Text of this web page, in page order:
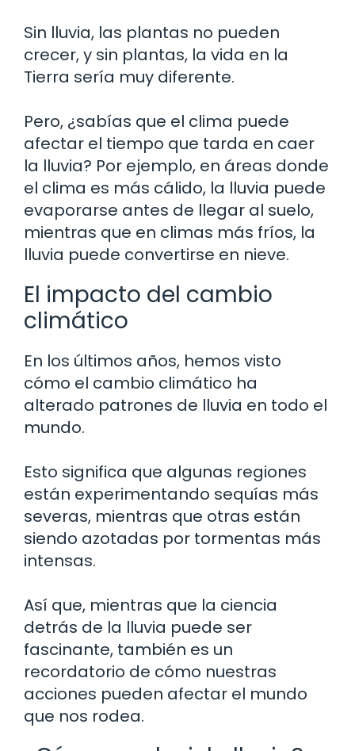
Sin lluvia, las plantas no pueden
crecer, y sin plantas, la vida en la
Tierra sería muy diferente.
Pero, ¿sabías que el clima puede
afectar el tiempo que tarda en caer
la lluvia? Por ejemplo, en áreas donde
el clima es más cálido, la lluvia puede
evaporarse antes de llegar al suelo,
mientras que en climas más fríos, la
lluvia puede convertirse en nieve.
El impacto del cambio
climático
En los últimos años, hemos visto
cómo el cambio climático ha
alterado patrones de lluvia en todo el
mundo.
Esto significa que algunas regiones
están experimentando sequías más
severas, mientras que otras están
siendo azotadas por tormentas más
intensas.
Así que, mientras que la ciencia
detrás de la lluvia puede ser
fascinante, también es un
recordatorio de cómo nuestras
acciones pueden afectar el mundo
que nos rodea.